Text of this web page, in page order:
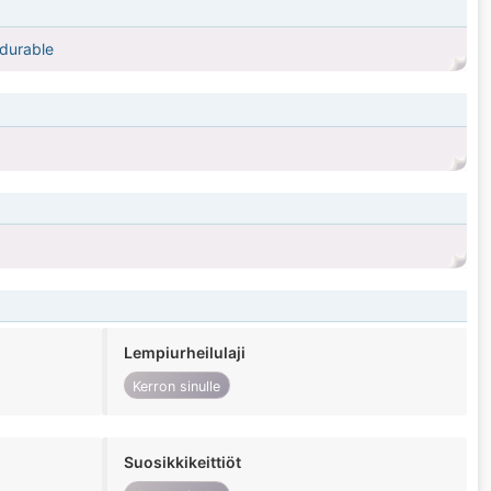
Lempiurheilulaji
Kerron sinulle
Suosikkikeittiöt